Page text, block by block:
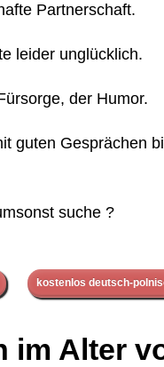
Partnerschaft.
leider unglücklich.
der Humor.
guten Gesprächen
suche ?
kostenlos deutsch-
im Alter